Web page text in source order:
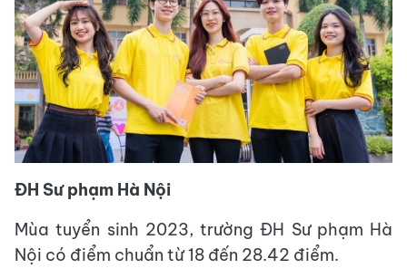
ĐH Sư phạm Hà Nội
Mùa tuyển sinh 2023, trường ĐH Sư phạm Hà
Nội có điểm chuẩn từ 18 đến 28.42 điểm.